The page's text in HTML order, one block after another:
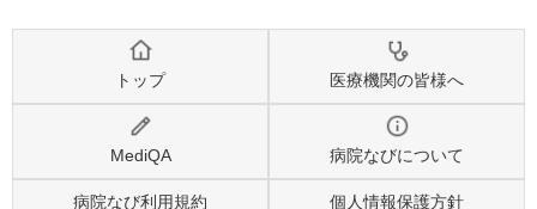
トップ 医療機関の皆様へ
MediQA 病院なびについて
病院なび利用規約 個人情報保護方針